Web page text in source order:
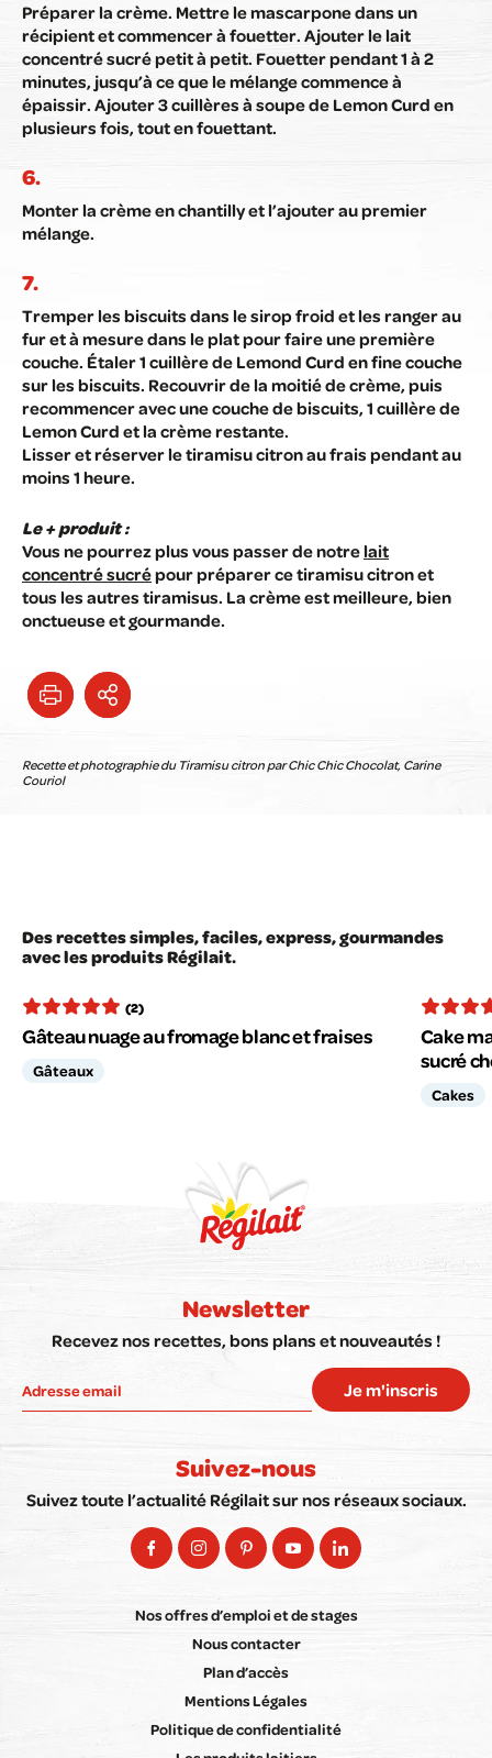
Préparer la crème. Mettre le mascarpone dans un
récipient et commencer à fouetter. Ajouter le lait
concentré sucré petit à petit. Fouetter pendant 1 à 2
minutes, jusqu’à ce que le mélange commence à
épaissir. Ajouter 3 cuillères à soupe de Lemon Curd en
plusieurs fois, tout en fouettant.
Monter la crème en chantilly et l’ajouter au premier
mélange.
Tremper les biscuits dans le sirop froid et les ranger au
fur et à mesure dans le plat pour faire une première
couche. Étaler 1 cuillère de Lemond Curd en fine couche
sur les biscuits. Recouvrir de la moitié de crème, puis
recommencer avec une couche de biscuits, 1 cuillère de
Lemon Curd et la crème restante.
Lisser et réserver le tiramisu citron au frais pendant au
moins 1 heure.
Le + produit :
Vous ne pourrez plus vous passer de notrelait
concentré sucrépour préparer ce tiramisu citron et
tous les autres tiramisus. La crème est meilleure, bien
onctueuse et gourmande.
Recette et photographie du Tiramisu citron par Chic Chic Chocolat, Carine
Couriol
Des recettes simples, faciles, express, gourmandes
avec les produits Régilait.
(2)
Gâteau nuage au fromage blanc et fraises
Gâteaux
Cake
sucré
Cakes
Newsletter
Recevez nos recettes, bons plans et nouveautés !
Je m'inscris
Suivez-nous
Suivez toute l’actualité Régilait sur nos réseaux sociaux.
Nos offres d’emploi et de stages
Nous contacter
Plan d’accès
Mentions Légales
Politique de confidentialité